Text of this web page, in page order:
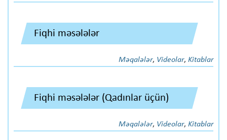
Fiqhi məsələlər
Məqalələr, Videolar, Kitablar
Fiqhi məsələlər (Qadınlar üçün)
Məqalələr, Videolar, Kitablar